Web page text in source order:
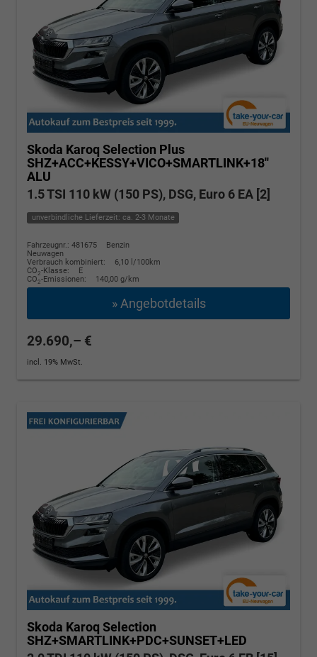
Skoda Karoq Selection Plus
SHZ+ACC+KESSY+VICO+SMARTLINK+18''
ALU
1.5 TSI 110 kW (150 PS), DSG, Euro 6 EA [2]
unverbindliche Lieferzeit: ca. 2-3 Monate
Fahrzeugnr.: 481675
Benzin
Neuwagen
Verbrauch kombiniert:
6,10 l/100km
CO2-Klasse:
E
CO2-Emissionen: 140,00 g/km
» Angebotdetails
29.690,– €
incl. 19% MwSt.
Skoda Karoq Selection
SHZ+SMARTLINK+PDC+SUNSET+LED